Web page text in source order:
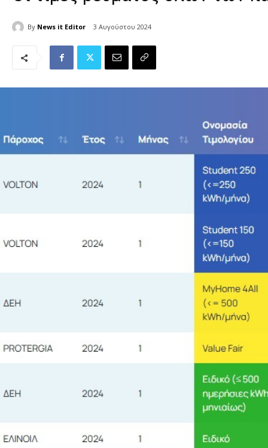
By News it Editor 3 Αυγούστου 2024